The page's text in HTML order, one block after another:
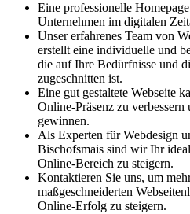
Eine professionelle
Unternehmen im digitalen
Unser erfahrenes Team von
erstellt eine individuelle und
die auf Ihre Bedürfnisse und
zugeschnitten ist.
Eine gut gestaltete Webseite
Online-Präsenz zu
gewinnen.
Als Experten für Webdesign
Bischofsmais sind wir Ihr
Online-Bereich zu steigern.
Kontaktieren Sie uns, um
maßgeschneiderten
Online-Erfolg zu steigern.